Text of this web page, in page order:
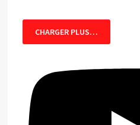
CHARGER PLUS…